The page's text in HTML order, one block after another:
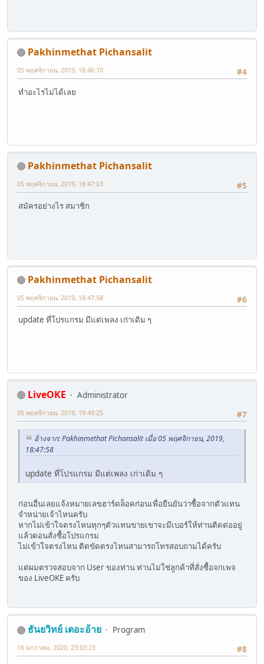
Pakhinmethat Pichansalit
#4
05 พฤศจิกายน, 2019, 18:46:10
ทำอะไรไม่ได้เลย
Pakhinmethat Pichansalit
#5
05 พฤศจิกายน, 2019, 18:47:03
สมัครอย่างไร สมาชิก
Pakhinmethat Pichansalit
#6
05 พฤศจิกายน, 2019, 18:47:58
update ที่โปรแกรม มีแต่เพลง เก่าเดิม ๆ
LiveOKE
Administrator
#7
05 พฤศจิกายน, 2019, 19:49:25
อ้างจาก: Pakhinmethat Pichansalit เมื่อ 05 พฤศจิกายน, 2019,
18:47:58
update ที่โปรแกรม มีแต่เพลง เก่าเดิม ๆ
ก่อนอื่นเลยแจ้งหมายเลขฮาร์ดล็อคก่อนเพื่อยืนยันว่าซื้อจากตัวแทน
จำหน่ายเจ้าไหนครับ
หากไม่เข้าใจตรงไหนทุกๆตัวแทนขายเขาจะมีเบอร์ให้ท่านติดต่ออยู่
แล้วตอนสั่งซื้อโปรแกรม
ไม่เข้าใจตรงไหน ติดขัดตรงไหนสามารถโทรสอบถามได้ครับ
แต่ผมตรวจสอบจาก User ของท่าน ท่านไม่ใช่ลูกค้าที่สั่งซื้อจกเพจ
ของ LiveOKE ครับ
ธันยวิทย์ เตอะอ้าย
Program
#8
16 มกราคม, 2020, 23:03:23